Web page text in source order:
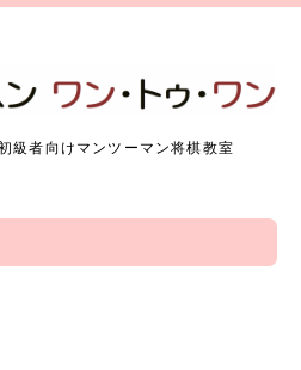
級者向けマンツーマン将棋教室